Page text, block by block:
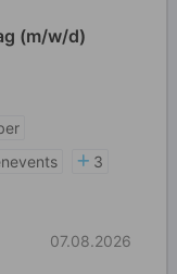
(m/w/d)
3
07.08.2026